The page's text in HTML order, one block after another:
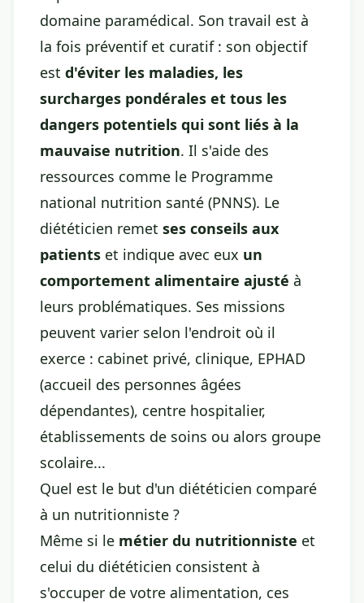
domaine paramédical. Son travail est à
la fois préventif et curatif : son objectif
est d'éviter les maladies, les
surcharges pondérales et tous les
dangers potentiels qui sont liés à la
mauvaise nutrition. Il s'aide des
ressources comme le Programme
national nutrition santé (PNNS). Le
diététicien remet ses conseils aux
patients et indique avec eux un
comportement alimentaire ajusté à
leurs problématiques. Ses missions
peuvent varier selon l'endroit où il
exerce : cabinet privé, clinique, EPHAD
(accueil des personnes âgées
dépendantes), centre hospitalier,
établissements de soins ou alors groupe
scolaire...
Quel est le but d'un diététicien comparé
à un nutritionniste ?
Même si le métier du nutritionniste et
celui du diététicien consistent à
s'occuper de votre alimentation, ces